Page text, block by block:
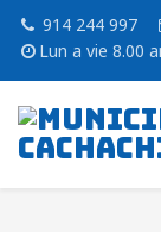
914 244 997
Lun a vie 8.00